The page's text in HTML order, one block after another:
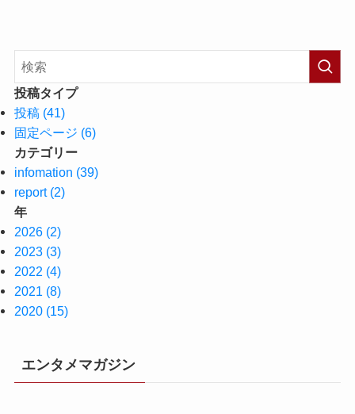
投稿タイプ
投稿 (41)
固定ページ (6)
カテゴリー
infomation (39)
report (2)
年
2026 (2)
2023 (3)
2022 (4)
2021 (8)
2020 (15)
エンタメマガジン